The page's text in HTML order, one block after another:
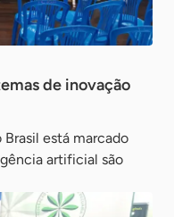
de inovação
está marcado
artificial são